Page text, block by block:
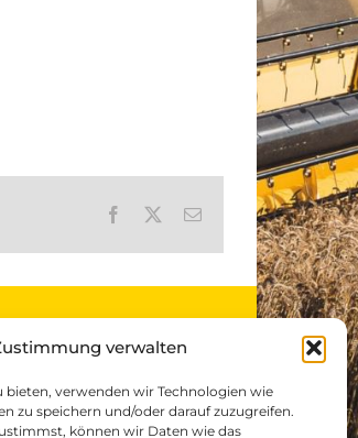
verwalten
bieten, verwenden wir Technologien wie
zu speichern und/oder darauf zuzugreifen.
können wir Daten wie das
Facebook
E-
EIDENHAMMER
Pongau, Gewerbepark 1